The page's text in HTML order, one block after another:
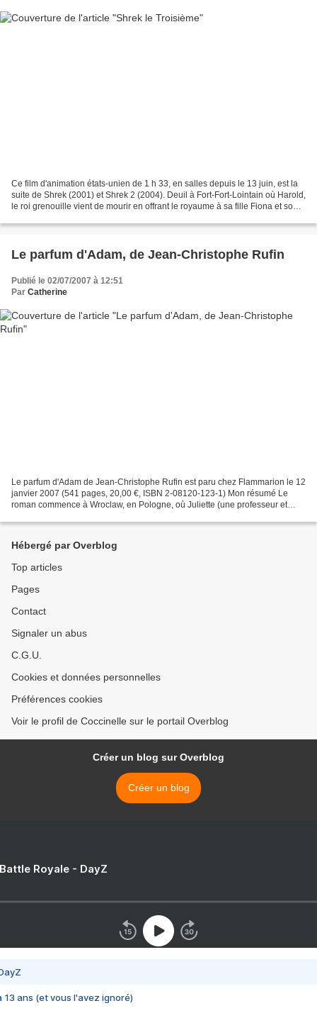
Ce film d'animation états-unien de 1 h 33, en salles depuis le 13 juin, est la
suite de Shrek (2001) et Shrek 2 (2004). Deuil à Fort-Fort-Lointain où Harold,
le roi grenouille vient de mourir en offrant le royaume à sa fille Fiona et son
Le parfum d'Adam, de Jean-Christophe Rufin
Publié le 02/07/2007 à 12:51
Par Catherine
Le parfum d'Adam de Jean-Christophe Rufin est paru chez Flammarion le 12
janvier 2007 (541 pages, 20,00 €, ISBN 2-08120-123-1) Mon résumé Le
roman commence à Wroclaw, en Pologne, où Juliette (une professeur et
Hébergé par Overblog
Top articles
Pages
Contact
Signaler un abus
C.G.U.
Cookies et données personnelles
Préférences cookies
Voir le profil de Coccinelle sur le portail Overblog
Créer un blog sur Overblog
Créer un blog
Royale - DayZ
13 ans (et vous l'avez ignoré)